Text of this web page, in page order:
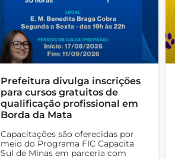
Prefeitura divulga inscrições
para cursos gratuitos de
qualificação profissional em
Borda da Mata
Capacitações são oferecidas por
meio do Programa FIC Capacita
Sul de Minas em parceria com